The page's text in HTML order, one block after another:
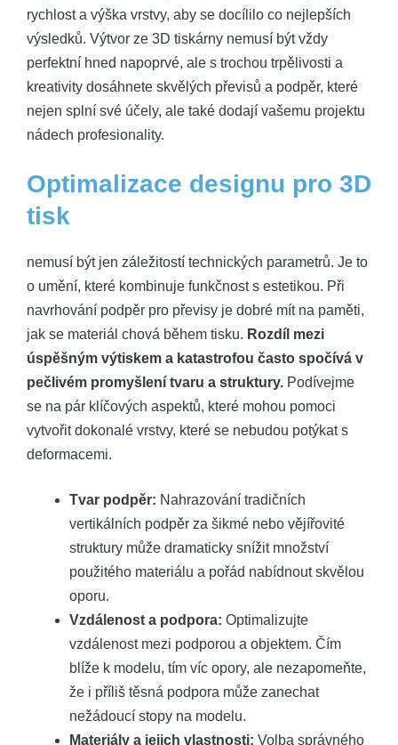
rychlost a výška vrstvy, aby se docílilo co nejlepších
výsledků. Výtvor ze 3D tiskárny nemusí být vždy
perfektní hned napoprvé, ale s trochou trpělivosti a
kreativity dosáhnete skvělých převisů a podpěr, které
nejen splní své účely, ale také dodají vašemu projektu
nádech profesionality.
Optimalizace designu pro 3D
tisk
nemusí být jen záležitostí technických parametrů. Je to
o umění, které kombinuje funkčnost s estetikou. Při
navrhování podpěr pro převisy je dobré mít na paměti,
jak se materiál chová během tisku. Rozdíl mezi
úspěšným výtiskem a katastrofou často spočívá v
pečlivém promyšlení tvaru a struktury. Podívejme
se na pár klíčových aspektů, které mohou pomoci
vytvořit dokonalé vrstvy, které se nebudou potýkat s
deformacemi.
Tvar podpěr: Nahrazování tradičních
vertikálních podpěr za šikmé nebo vějířovité
struktury může dramaticky snížit množství
použitého materiálu a pořád nabídnout skvělou
oporu.
Vzdálenost a podpora: Optimalizujte
vzdálenost mezi podporou a objektem. Čím
blíže k modelu, tím víc opory, ale nezapomeňte,
že i příliš těsná podpora může zanechat
nežádoucí stopy na modelu.
Materiály a jejich vlastnosti: Volba správného